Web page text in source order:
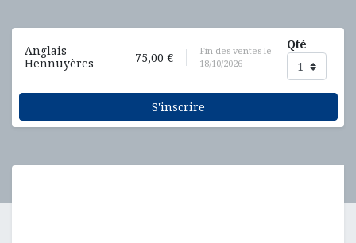
Anglais
Hennuyères
75,00 €
Fin des ventes le
18/10/2026
Qté
S'inscrire